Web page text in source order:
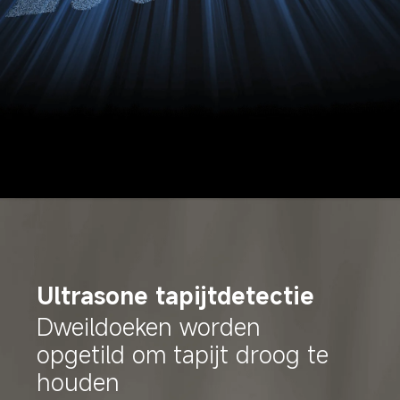
Ultrasone tapijtdetectie
Dweildoeken worden
opgetild om tapijt droog te
houden